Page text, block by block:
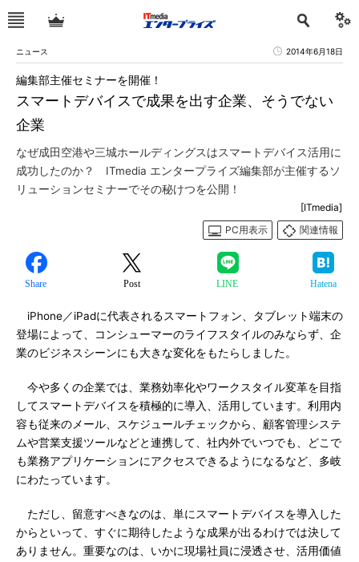
ニュース 2014年6月18日
スマートデバイスで成果を出す企業、そうでない
企業
編集部主催セミナーを開催！
なぜ成田空港や三城ホールディングスはスマートデバイス活用に
成功したのか？ ITmedia エンタープライズ編集部が主催するソ
リューションセミナーでその秘けつを公開！
[ITmedia]
PC用表示
関連情報
Share Post LINE Hatena
iPhone／iPadに代表されるスマートフォン、タブレット端末の
登場によって、コンシューマーのライフスタイルのみならず、企
業のビジネスシーンにも大きな変化をもたらしました。
今や多くの企業では、業務効率化やワークスタイル変革を目指
してスマートデバイスを積極的に導入、活用しています。利用内
容も従来のメール、スケジュールチェックから、顧客管理システ
ムや営業支援ツールなどと連携して、社内外でいつでも、どこで
も業務アプリケーションにアクセスできるようになるなど、多岐
にわたっています。
ただし、留意すべきなのは、単にスマートデバイスを導入した
からといって、すぐに期待したような成果が出るわけでは決して
ありません。重要なのは、いかに現場社員に浸透させ、活用価値